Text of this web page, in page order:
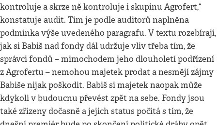
kontroluje a skrze ně kontroluje i skupinu Agrofert,“
konstatuje audit. Tím je podle auditorů naplněna
podmínka výše uvedeného paragrafu. V textu rozebírají,
jak si Babiš nad fondy dál udržuje vliv třeba tím, že
správci fondů – mimochodem jeho dlouholetí podřízení
z Agrofertu – nemohou majetek prodat a nesmějí zájmy
Babiše nijak poškodit. Babiš si majetek naopak může
kdykoli v budoucnu převést zpět na sebe. Fondy jsou
také zřízeny dočasně a jejich status počítá s tím, že